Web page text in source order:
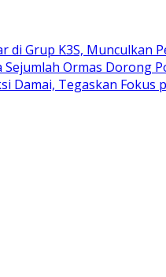
di Grup K3S, Munculkan
Sejumlah Ormas
Damai, Tegaskan Fokus